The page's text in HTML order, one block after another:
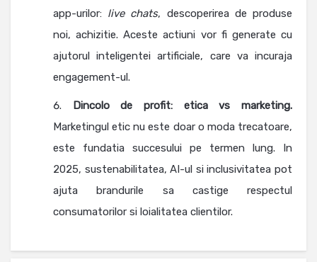
app-urilor: live chats, descoperirea de produse
noi, achizitie. Aceste actiuni vor fi generate cu
ajutorul inteligentei artificiale, care va incuraja
engagement-ul.
Dincolo de profit: etica vs marketing.
Marketingul etic nu este doar o moda trecatoare,
este fundatia succesului pe termen lung. In
2025, sustenabilitatea, AI-ul si inclusivitatea pot
ajuta brandurile sa castige respectul
consumatorilor si loialitatea clientilor.